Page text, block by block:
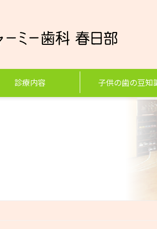
診療内容 子供の歯の豆知